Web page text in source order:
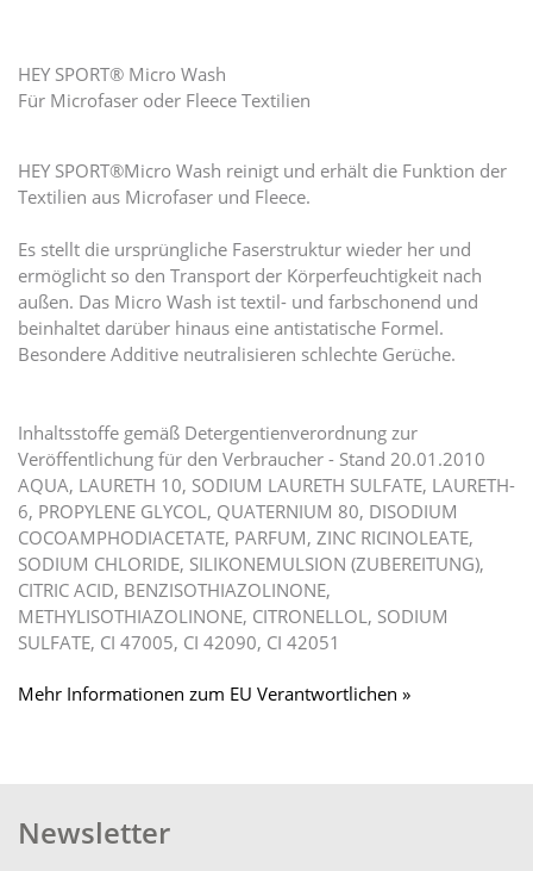
HEY SPORT® Micro Wash
Für Microfaser oder Fleece Textilien
HEY SPORT®Micro Wash reinigt und erhält die Funktion der
Textilien aus Microfaser und Fleece.
Es stellt die ursprüngliche Faserstruktur wieder her und
ermöglicht so den Transport der Körperfeuchtigkeit nach
außen. Das Micro Wash ist textil- und farbschonend und
beinhaltet darüber hinaus eine antistatische Formel.
Besondere Additive neutralisieren schlechte Gerüche.
Inhaltsstoffe gemäß Detergentienverordnung zur
Veröffentlichung für den Verbraucher - Stand 20.01.2010
AQUA, LAURETH 10, SODIUM LAURETH SULFATE, LAURETH-
6, PROPYLENE GLYCOL, QUATERNIUM 80, DISODIUM
COCOAMPHODIACETATE, PARFUM, ZINC RICINOLEATE,
SODIUM CHLORIDE, SILIKONEMULSION (ZUBEREITUNG),
CITRIC ACID, BENZISOTHIAZOLINONE,
METHYLISOTHIAZOLINONE, CITRONELLOL, SODIUM
SULFATE, CI 47005, CI 42090, CI 42051
Mehr Informationen zum EU Verantwortlichen »
Newsletter